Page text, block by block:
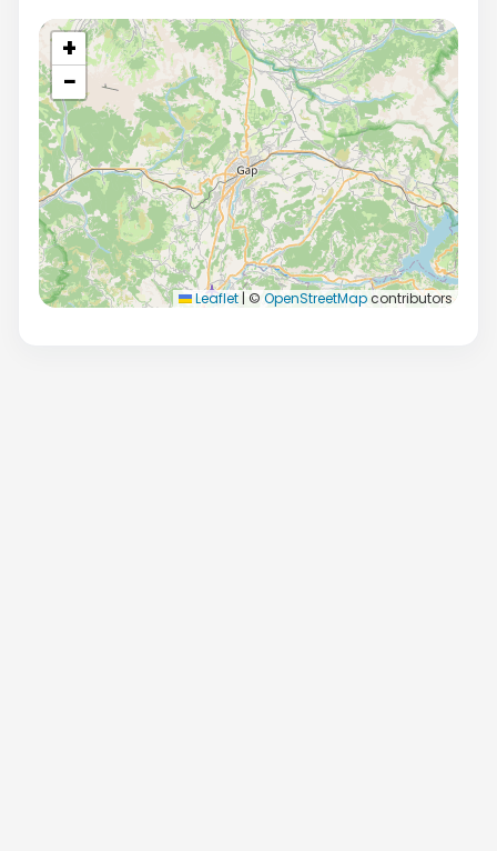
+
−
Leaflet | © OpenStreetMapcontributors